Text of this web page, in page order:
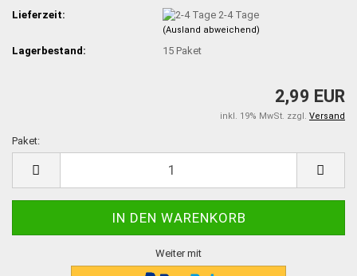
Lieferzeit:
2-4 Tage
(Ausland abweichend)
Lagerbestand: 15Paket
2,99 EUR
inkl. 19% MwSt. zzgl. Versand
Paket:
Weiter mit